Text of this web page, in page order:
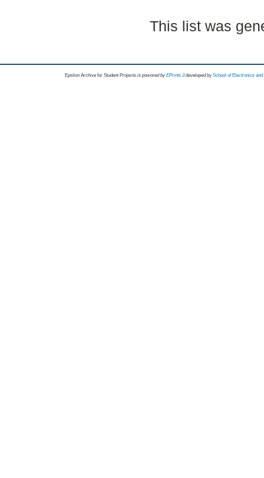
This list was
Epsilon Archive for Student Projects is powored byEPrints 3 developed by School of Electronics